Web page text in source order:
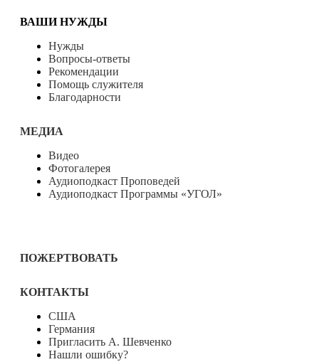
ВАШИ НУЖДЫ
Нужды
Вопросы-ответы
Рекомендации
Помощь служителя
Благодарности
МЕДИА
Видео
Фотогалерея
Аудиоподкаст Проповедей
Аудиоподкаст Программы «УГОЛ»
ПОЖЕРТВОВАТЬ
КОНТАКТЫ
США
Германия
Пригласить А. Шевченко
Нашли ошибку?